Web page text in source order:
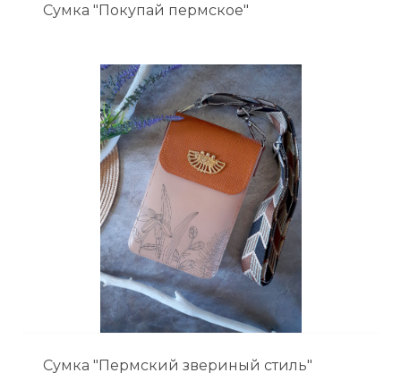
Сумка "Покупай пермское"
Сумка "Пермский звериный стиль"